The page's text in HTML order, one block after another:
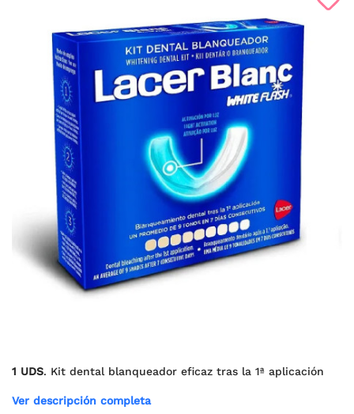
1 UDS. Kit dental blanqueador eficaz tras la 1ª aplicación
Ver descripción completa